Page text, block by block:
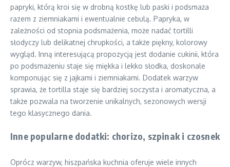
papryki, którą kroi się w drobną kostkę lub paski i podsmaża
razem z ziemniakami i ewentualnie cebulą. Papryka, w
zależności od stopnia podsmażenia, może nadać tortilli
słodyczy lub delikatnej chrupkości, a także piękny, kolorowy
wygląd. Inną interesującą propozycją jest dodanie cukinii, która
po podsmażeniu staje się miękka i lekko słodka, doskonale
komponując się z jajkami i ziemniakami. Dodatek warzyw
sprawia, że tortilla staje się bardziej soczysta i aromatyczna, a
także pozwala na tworzenie unikalnych, sezonowych wersji
tego klasycznego dania.
Inne popularne dodatki: chorizo, szpinak i czosnek
Oprócz warzyw, hiszpańska kuchnia oferuje wiele innych